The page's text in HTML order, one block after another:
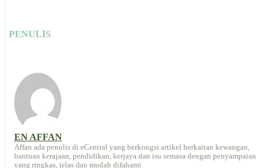
PENULIS
EN AFFAN
Affan ada penulis di eCentral yang berkongsi artikel berkaitan kewangan,
bantuan kerajaan, pendidikan, kerjaya dan isu semasa dengan penyampaian
yang ringkas, jelas dan mudah difahami.